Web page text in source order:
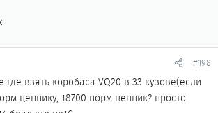
#198
где взять коробаса VQ20 в 33 кузове(если
ценнику, 18700 норм ценник? просто